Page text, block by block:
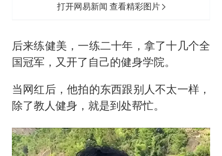
打开网易新闻 查看精彩图片
后来练健美，一练二十年，拿了十几个全
国冠军，又开了自己的健身学院。
当网红后，他拍的东西跟别人不太一样，
除了教人健身，就是到处帮忙。